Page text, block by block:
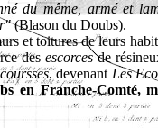
du même, armé et
(Blason du Doubs).
et toitures de leurs
des escorcesde
, devenant Les
en Franche-Comté,